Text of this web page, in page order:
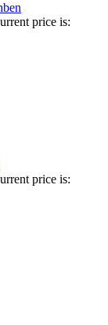
price is:
price is: